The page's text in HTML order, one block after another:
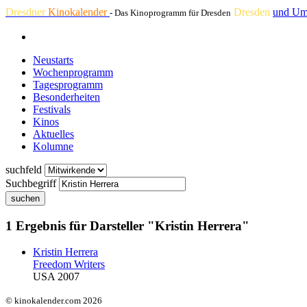
DresdnerKinokalender - Das Kinoprogramm für Dresden Dresden und
Neustarts
Wochenprogramm
Tagesprogramm
Besonderheiten
Festivals
Kinos
Aktuelles
Kolumne
suchfeld
Suchbegriff
suchen
1 Ergebnis für Darsteller "Kristin Herrera"
Kristin Herrera
Freedom Writers
USA 2007
© kinokalender.com 2026